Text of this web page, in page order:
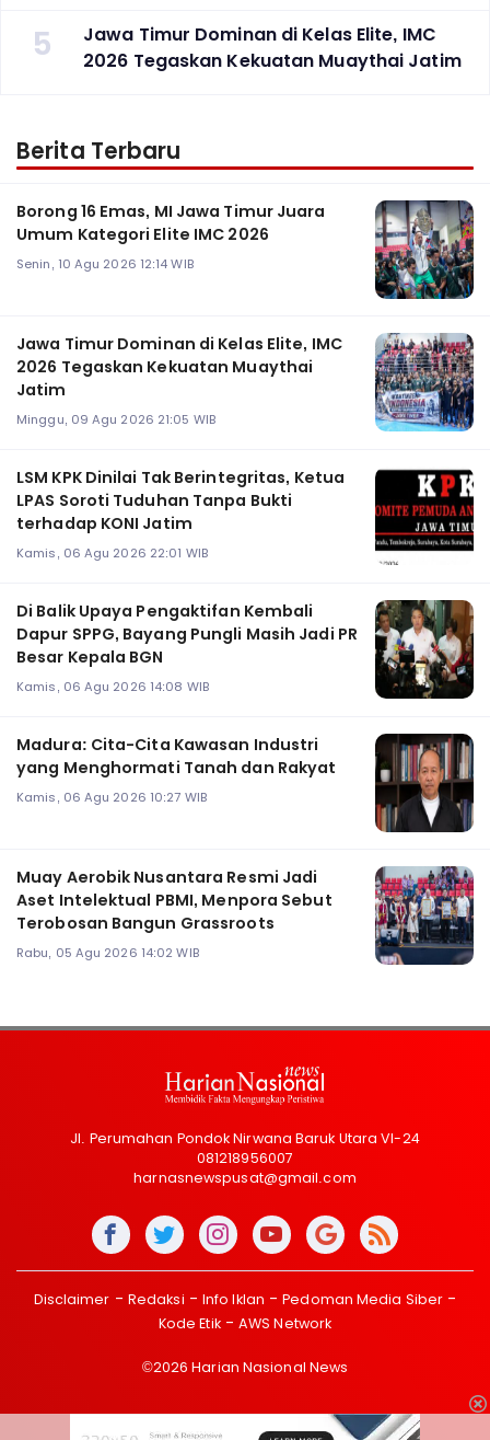
5
Jawa Timur Dominan di Kelas Elite, IMC
2026 Tegaskan Kekuatan Muaythai Jatim
Berita Terbaru
Borong 16 Emas, MI Jawa Timur Juara
Umum Kategori Elite IMC 2026
Senin, 10 Agu 2026 12:14 WIB
Jawa Timur Dominan di Kelas Elite, IMC
2026 Tegaskan Kekuatan Muaythai
Jatim
Minggu, 09 Agu 2026 21:05 WIB
LSM KPK Dinilai Tak Berintegritas, Ketua
LPAS Soroti Tuduhan Tanpa Bukti
terhadap KONI Jatim
Kamis, 06 Agu 2026 22:01 WIB
Di Balik Upaya Pengaktifan Kembali
Dapur SPPG, Bayang Pungli Masih Jadi PR
Besar Kepala BGN
Kamis, 06 Agu 2026 14:08 WIB
Madura: Cita-Cita Kawasan Industri
yang Menghormati Tanah dan Rakyat
Kamis, 06 Agu 2026 10:27 WIB
Muay Aerobik Nusantara Resmi Jadi
Aset Intelektual PBMI, Menpora Sebut
Terobosan Bangun Grassroots
Rabu, 05 Agu 2026 14:02 WIB
Jl. Perumahan Pondok Nirwana Baruk Utara VI-24
081218956007
harnasnewspusat@gmail.com
Disclaimer Redaksi Info Iklan
Pedoman Media Siber
Kode Etik
AWS Network
©2026 Harian Nasional News